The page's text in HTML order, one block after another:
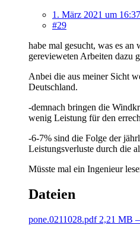
1. März 2021 um 16:37
#29
habe mal gesucht, was es an
gerevieweten Arbeiten dazu
Anbei die aus meiner Sicht
Deutschland.
-demnach bringen die
wenig Leistung für den
-6-7% sind die Folge der
Leistungsverluste durch die
Müsste mal ein Ingenieur
Dateien
pone.0211028.pdf 2,21 MB